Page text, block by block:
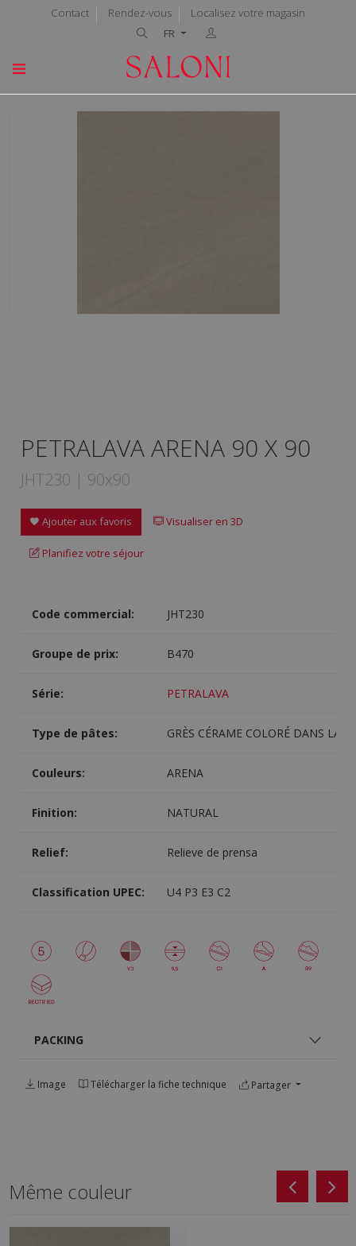
Contact Rendez-vous
Localisez votre magasin
FR
PETRALAVA ARENA 90 X 90
JHT230 | 90x90
Ajouter aux favoris Visualiser en 3D
Planifiez votre séjour
Code commercial: JHT230
Groupe de prix: B470
Série: PETRALAVA
Type de pâtes: GRÈS CÉRAME COLORÉ DANS LA
Couleurs: ARENA
Finition: NATURAL
Relief: Relieve de prensa
Classification UPEC: U4 P3 E3 C2
PACKING
Image Télécharger la fiche technique Partager
Même couleur